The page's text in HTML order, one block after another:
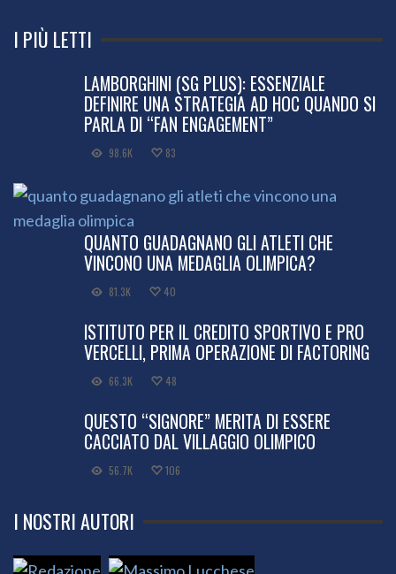
I PIÙ LETTI
LAMBORGHINI (SG PLUS): ESSENZIALE
DEFINIRE UNA STRATEGIA AD HOC QUANDO SI
PARLA DI “FAN ENGAGEMENT”
98.6K 83
QUANTO GUADAGNANO GLI ATLETI CHE
VINCONO UNA MEDAGLIA OLIMPICA?
81.3K 40
ISTITUTO PER IL CREDITO SPORTIVO E PRO
VERCELLI, PRIMA OPERAZIONE DI FACTORING
66.3K 48
QUESTO “SIGNORE” MERITA DI ESSERE
CACCIATO DAL VILLAGGIO OLIMPICO
56.7K 106
I NOSTRI AUTORI